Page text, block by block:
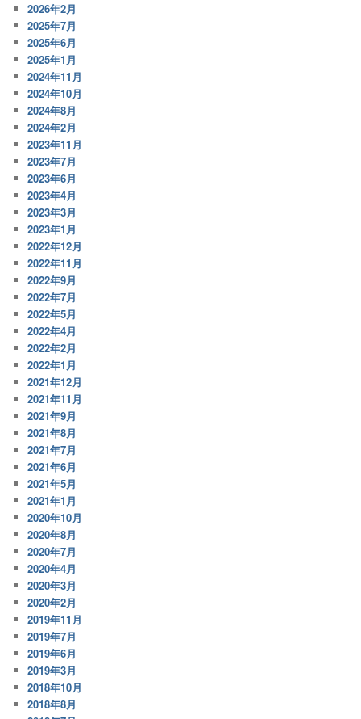
2026年2月
2025年7月
2025年6月
2025年1月
2024年11月
2024年10月
2024年8月
2024年2月
2023年11月
2023年7月
2023年6月
2023年4月
2023年3月
2023年1月
2022年12月
2022年11月
2022年9月
2022年7月
2022年5月
2022年4月
2022年2月
2022年1月
2021年12月
2021年11月
2021年9月
2021年8月
2021年7月
2021年6月
2021年5月
2021年1月
2020年10月
2020年8月
2020年7月
2020年4月
2020年3月
2020年2月
2019年11月
2019年7月
2019年6月
2019年3月
2018年10月
2018年8月